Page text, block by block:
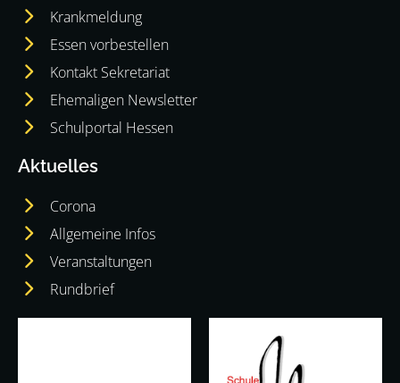
Krankmeldung
Essen vorbestellen
Kontakt Sekretariat
Ehemaligen Newsletter
Schulportal Hessen
Aktuelles
Corona
Allgemeine Infos
Veranstaltungen
Rundbrief